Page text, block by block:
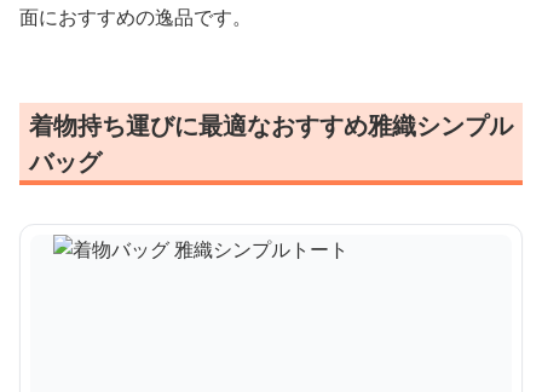
面におすすめの逸品です。
着物持ち運びに最適なおすすめ雅織シンプル
バッグ